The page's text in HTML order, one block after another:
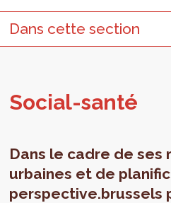
Dans cette section
Social-santé
Dans le cadre de ses
urbaines et de
perspective.brussels